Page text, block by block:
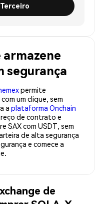
armazene
segurança
permite
um clique, sem
a plataforma Onchain
de contrato e
SAX com USDT, sem
de alta segurança
e comece a
de